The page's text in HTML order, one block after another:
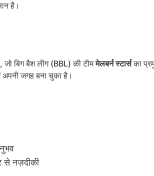
है।
जो बिग बैश लीग (BBL) की टीममेलबर्न स्टार्सका
जगह बना चुका है।
से नज़दीकी